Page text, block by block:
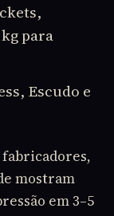
para
Escudo e
mostram
em 3–5